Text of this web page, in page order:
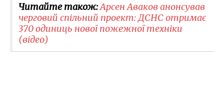
Читайте також:Арсен Аваков анонсував
черговий спільний проект: ДСНС отримає
370 одиниць нової пожежної техніки
(відео)